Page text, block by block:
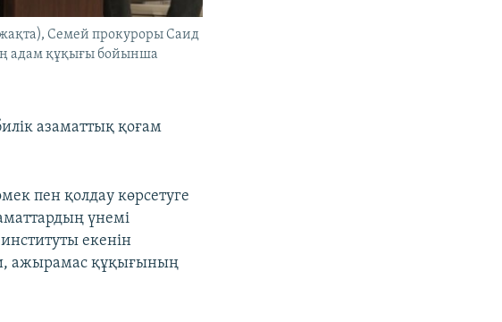
Семей прокуроры Саид
адам құқығы бойынша
азаматтық қоғам
пен қолдау көрсетуге
үнемі
екенін
ажырамас құқығының